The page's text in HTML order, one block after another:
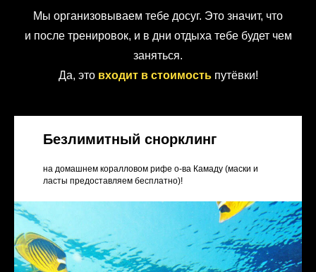
Мы организовываем тебе досуг. Это значит, что
и после тренировок, и в дни отдыха тебе будет чем
заняться.
Да, это входит в стоимостьпутёвки!
Безлимитный снорклинг
на домашнем коралловом рифе о-ва Камаду (маски и
ласты предоставляем бесплатно)!